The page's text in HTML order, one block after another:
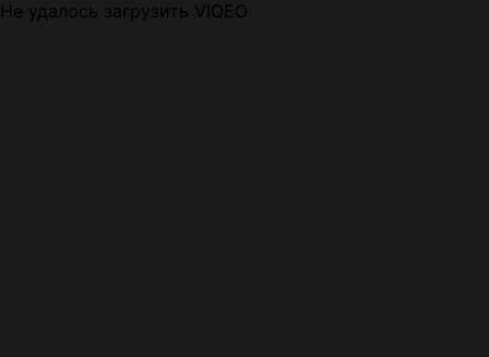
Не удалось загрузить VIQEO